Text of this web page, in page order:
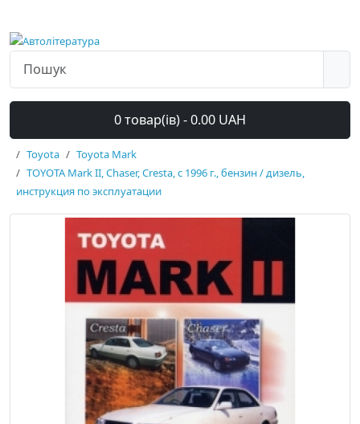
0 товар(ів) - 0.00 UAH
Toyota
Toyota Mark
TOYOTA Mark II, Chaser, Cresta, с 1996 г., бензин / дизель,
инструкция по эксплуатации